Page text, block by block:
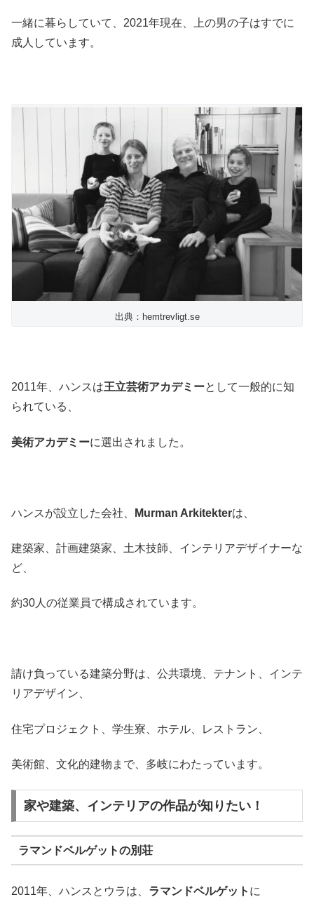
一緒に暮らしていて、2021年現在、上の男の子はすでに
成人しています。
出典：hemtrevligt.se
2011年、ハンスは王立芸術アカデミーとして一般的に知
られている、
美術アカデミーに選出されました。
ハンスが設立した会社、 Murman Arkitekterは、
建築家、計画建築家、土木技師、インテリアデザイナーな
ど、
約30人の従業員で構成されています。
請け負っている建築分野は、公共環境、テナント、インテ
リアデザイン、
住宅プロジェクト、学生寮、ホテル、レストラン、
美術館、文化的建物まで、多岐にわたっています。
家や建築、インテリアの作品が知りたい！
ラマンドベルゲットの別荘
2011年、ハンスとウラは、 ラマンドベルゲット に